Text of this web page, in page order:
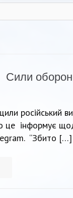
Сили
російський
це інформує
“Збито […]